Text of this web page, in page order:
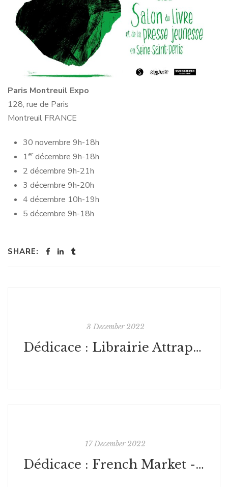
Paris Montreuil Expo
128, rue de Paris
Montreuil FRANCE
30 novembre 9h-18h
1er décembre 9h-18h
2 décembre 9h-21h
3 décembre 9h-20h
4 décembre 10h-19h
5 décembre 9h-18h
SHARE:
3 December 2022
Dédicace : Librairie Attrape-Cœurs - France
17 December 2022
Dédicace : French Market - Santa Rosa USA